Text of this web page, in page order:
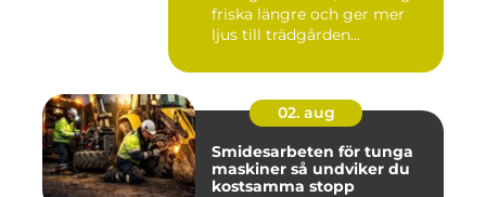
friska längre och ger mer
ljus till trädgården...
02. aug
Smidesarbeten för tunga
maskiner så undviker du
kostsamma stopp